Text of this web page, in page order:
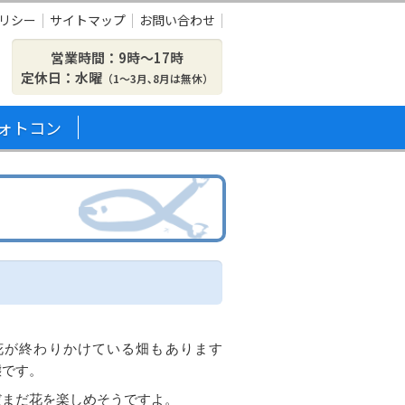
シー サイトマップ お問い合わせ
営業時間：9時〜17時
定休日：水曜 （1～3月､8月は無休）
トコン
終わりかけている畑もあります
す。
だ花を楽しめそうですよ。